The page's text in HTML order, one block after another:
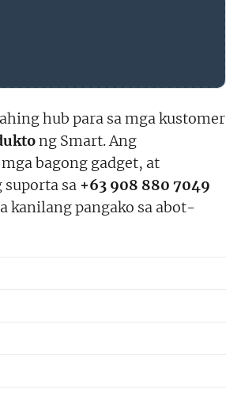
hub para sa mga kustomer
ng Smart. Ang
mga bagong gadget, at
suporta sa +63 908 880 7049
kanilang pangako sa abot-